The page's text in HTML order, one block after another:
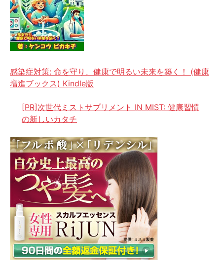
感染症対策: 命を守り、健康で明るい未来を築く！ (健康
増進ブックス) Kindle版
[PR]次世代ミストサプリメント IN MIST: 健康習慣
の新しいカタチ